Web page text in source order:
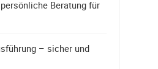
Beratung für
– sicher und